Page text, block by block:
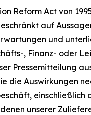
Reform Act von
auf
und
, Finanz- oder
Pressemitteilung
die Auswirkungen
unserer